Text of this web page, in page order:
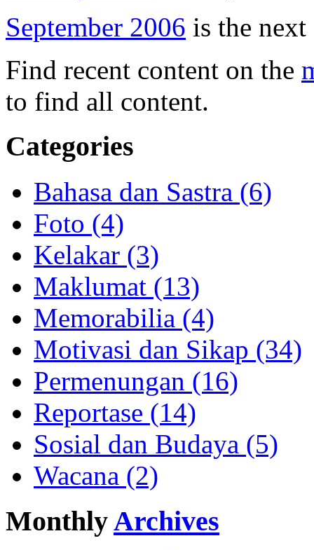
September 2006 is the
Find recent content on the
to find all content.
Categories
Bahasa dan Sastra (6)
Foto (4)
Kelakar (3)
Maklumat (13)
Memorabilia (4)
Motivasi dan Sikap (34)
Permenungan (16)
Reportase (14)
Sosial dan Budaya (5)
Wacana (2)
MonthlyArchives